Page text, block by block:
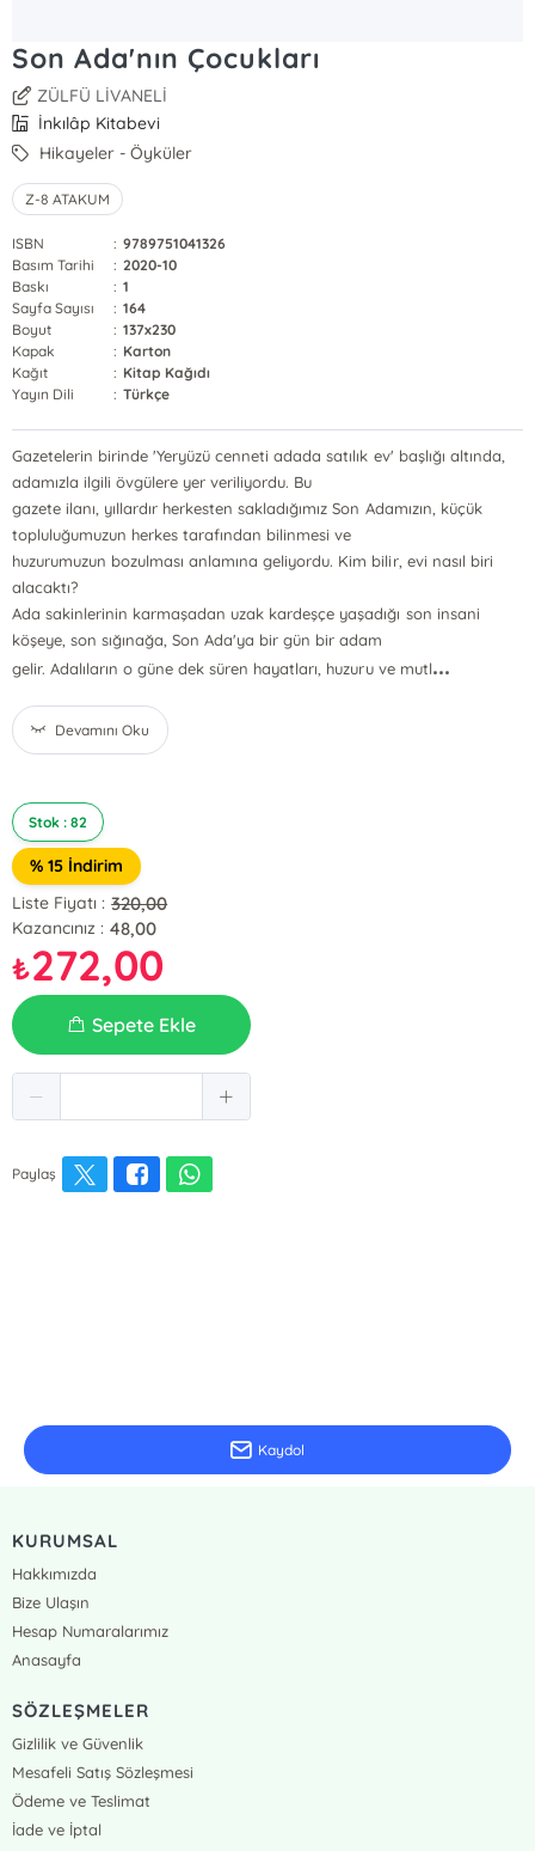
Son Ada'nın Çocukları
ZÜLFÜ LİVANELİ
İnkılâp Kitabevi
Hikayeler - Öyküler
Z-8 ATAKUM
ISBN : 9789751041326
Basım Tarihi
: 2020-10
Baskı
: 1
Sayfa Sayısı
: 164
Boyut
: 137x230
Kapak
: Karton
Kağıt
: Kitap Kağıdı
Yayın Dili
: Türkçe
Gazetelerin birinde 'Yeryüzü cenneti adada satılık ev' başlığı altında,
adamızla ilgili övgülere yer veriliyordu. Bu
gazete ilanı, yıllardır herkesten sakladığımız Son Adamızın, küçük
topluluğumuzun herkes tarafından bilinmesi ve
huzurumuzun bozulması anlamına geliyordu. Kim bilir, evi nasıl biri
alacaktı?
Ada sakinlerinin karmaşadan uzak kardeşçe yaşadığı son insani
köşeye, son sığınağa, Son Ada'ya bir gün bir adam
gelir. Adalıların o güne dek süren hayatları, huzuru ve mutl...
Devamını Oku
Stok : 82
% 15 İndirim
Liste Fiyatı : 320,00
Kazancınız : 48,00
₺272,00
Sepete Ekle
Paylaş
Kaydol
KURUMSAL
Hakkımızda
Bize Ulaşın
Hesap Numaralarımız
Anasayfa
SÖZLEŞMELER
Gizlilik ve Güvenlik
Mesafeli Satış Sözleşmesi
Ödeme ve Teslimat
İade ve İptal